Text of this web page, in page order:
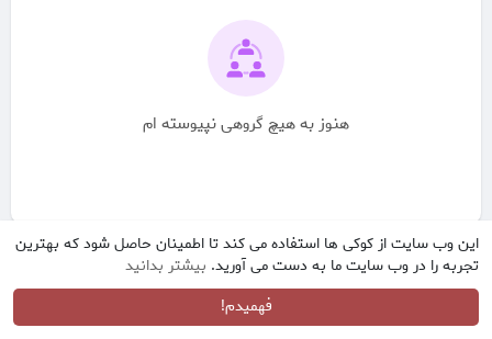
این وب سایت از کوکی ها استفاده می کند تا اطمینان حاصل شود که بهترین
تجربه را در وب سایت ما به دست می آورید. بیشتر بدانید
فهمیدم!
هنوز به هیچ گروهی نپیوسته ام